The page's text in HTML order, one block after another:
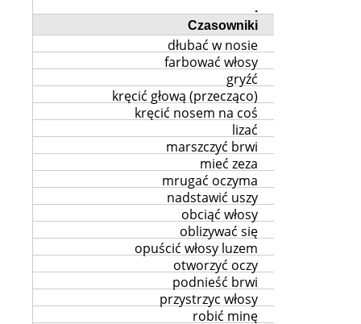
.
Czasowniki
dłubać w nosie
farbować włosy
gryźć
kręcić głową (przecząco)
kręcić nosem na coś
lizać
marszczyć brwi
mieć zeza
mrugać oczyma
nadstawić uszy
obciąć włosy
oblizywać się
opuścić włosy luzem
otworzyć oczy
podnieść brwi
przystrzyc włosy
robić minę